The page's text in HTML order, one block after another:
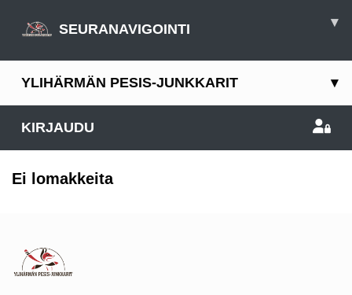
SEURANAVIGOINTI ▾
YLIHÄRMÄN PESIS-JUNKKARIT ▾
KIRJAUDU
Ei lomakkeita